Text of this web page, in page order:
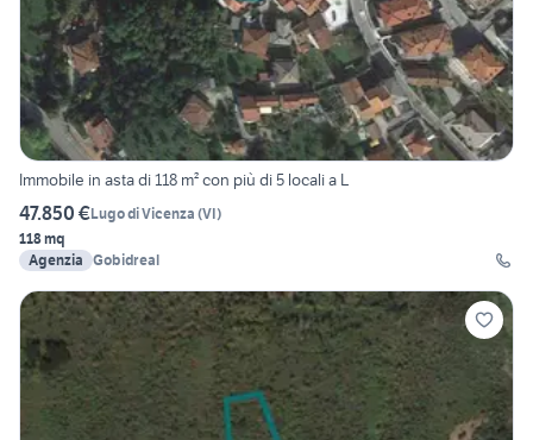
Immobile in asta di 118 m² con più di 5 locali a L
47.850 €Lugo di Vicenza (VI)
118 mq
Agenzia Gobidreal